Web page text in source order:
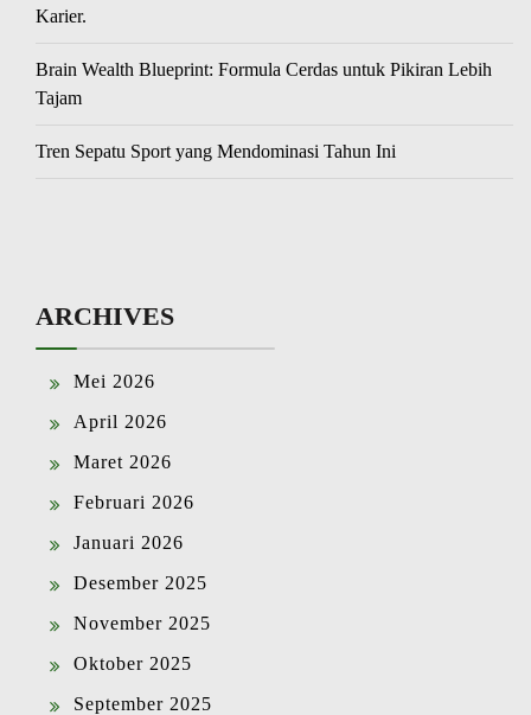
Karier.
Brain Wealth Blueprint: Formula Cerdas untuk Pikiran Lebih
Tajam
Tren Sepatu Sport yang Mendominasi Tahun Ini
ARCHIVES
Mei 2026
April 2026
Maret 2026
Februari 2026
Januari 2026
Desember 2025
November 2025
Oktober 2025
September 2025